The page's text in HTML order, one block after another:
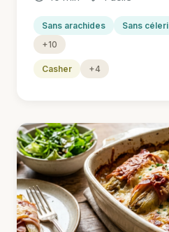
Sans arachides Sans céleri
+10
Casher +4